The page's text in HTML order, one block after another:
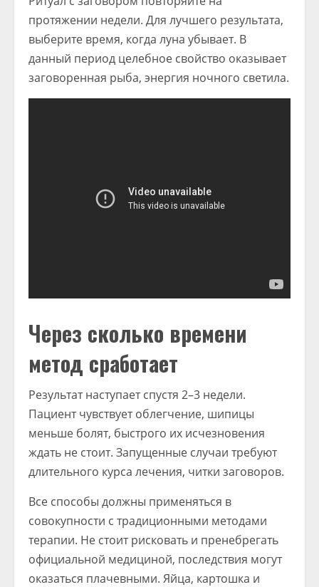
протяжении недели. Для лучшего результата,
выберите время, когда луна убывает. В
данный период целебное свойство оказывает
заговоренная рыба, энергия ночного светила.
Через сколько времени
метод сработает
Результат наступает спустя 2–3 недели.
Пациент чувствует облегчение, шипицы
меньше болят, быстрого их исчезновения
ждать не стоит. Запущенные случаи требуют
длительного курса лечения, читки заговоров.
Все способы должны применяться в
совокупности с традиционными методами
терапии. Не стоит рисковать и пренебрегать
официальной медициной, последствия могут
оказаться плачевными. Яйца, картошка и